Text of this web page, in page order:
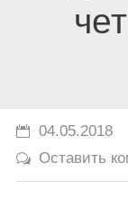
04.05.2018
Оставить